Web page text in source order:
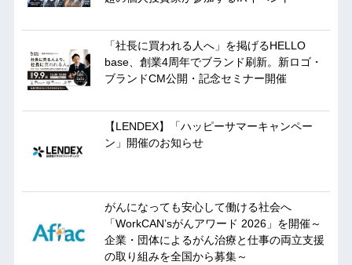
「社長に買われる人へ」を掲げるHELLO
base、創業4周年でブランド刷新。新ロゴ・
ブランドCM公開・記念セミナー開催
【LENDEX】「ハッピーサマーキャンペー
ン」開催のお知らせ
がんになっても安心して働ける社会へ
「WorkCAN’sがんアワード 2026」を開催～
企業・団体によるがん治療と仕事の両立支援
の取り組みを全国から募集～